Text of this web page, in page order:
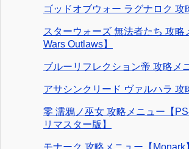
ゴッドオブウォー ラグナロク 攻
スターウォーズ 無法者たち 攻略
Wars Outlaws】
ブルーリフレクション帝 攻略メ
アサシンクリード ヴァルハラ 攻
零 濡鴉ノ巫女 攻略メニュー【
リマスター版】
モナーク 攻略メニュー【Monark